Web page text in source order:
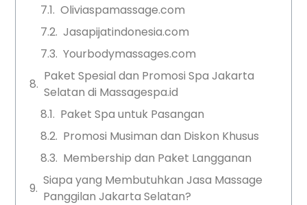
Oliviaspamassage.com
Jasapijatindonesia.com
Yourbodymassages.com
Paket Spesial dan Promosi Spa Jakarta
Selatan di Massagespa.id
Paket Spa untuk Pasangan
Promosi Musiman dan Diskon Khusus
Membership dan Paket Langganan
Siapa yang Membutuhkan Jasa Massage
Panggilan Jakarta Selatan?